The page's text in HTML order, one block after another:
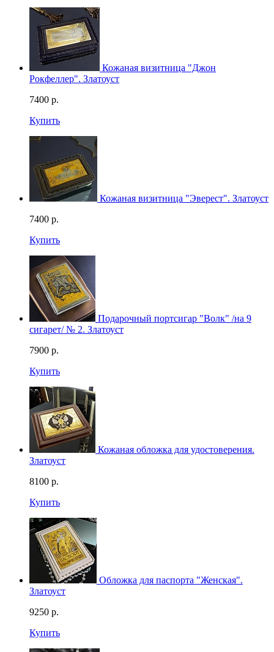
Кожаная визитница "Джон
Рокфеллер". Златоуст
7400 р.
Купить
Кожаная визитница "Эверест". Златоуст
7400 р.
Купить
Подарочный портсигар "Волк" /на 9
сигарет/ № 2. Златоуст
7900 р.
Купить
Кожаная обложка для удостоверения.
Златоуст
8100 р.
Купить
Обложка для паспорта "Женская".
Златоуст
9250 р.
Купить